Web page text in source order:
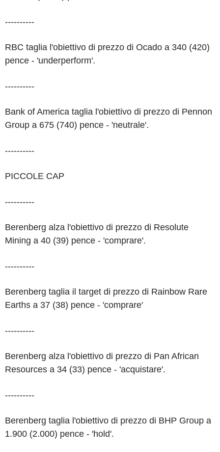
----------
RBC taglia l'obiettivo di prezzo di Ocado a 340 (420)
pence - 'underperform'.
----------
Bank of America taglia l'obiettivo di prezzo di Pennon
Group a 675 (740) pence - 'neutrale'.
----------
PICCOLE CAP
----------
Berenberg alza l'obiettivo di prezzo di Resolute
Mining a 40 (39) pence - 'comprare'.
----------
Berenberg taglia il target di prezzo di Rainbow Rare
Earths a 37 (38) pence - 'comprare'
----------
Berenberg alza l'obiettivo di prezzo di Pan African
Resources a 34 (33) pence - 'acquistare'.
----------
Berenberg taglia l'obiettivo di prezzo di BHP Group a
1.900 (2.000) pence - 'hold'.